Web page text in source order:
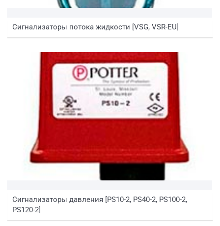
Сигнализаторы потока жидкости [VSG, VSR-EU]
Сигнализаторы давления [PS10-2, PS40-2, PS100-2,
PS120-2]